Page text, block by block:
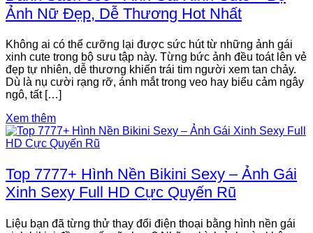
Ảnh Nữ Đẹp, Dễ Thương Hot Nhất
Không ai có thể cưỡng lại được sức hút từ những ảnh gái
xinh cute trong bộ sưu tập này. Từng bức ảnh đều toát lên vẻ
đẹp tự nhiên, dễ thương khiến trái tim người xem tan chảy.
Dù là nụ cười rạng rỡ, ánh mắt trong veo hay biểu cảm ngây
ngô, tất […]
Xem thêm
Top 7777+ Hình Nền Bikini Sexy – Ảnh Gái
Xinh Sexy Full HD Cực Quyến Rũ
Liệu bạn đã từng thử thay đổi điện thoại bằng hình nền gái